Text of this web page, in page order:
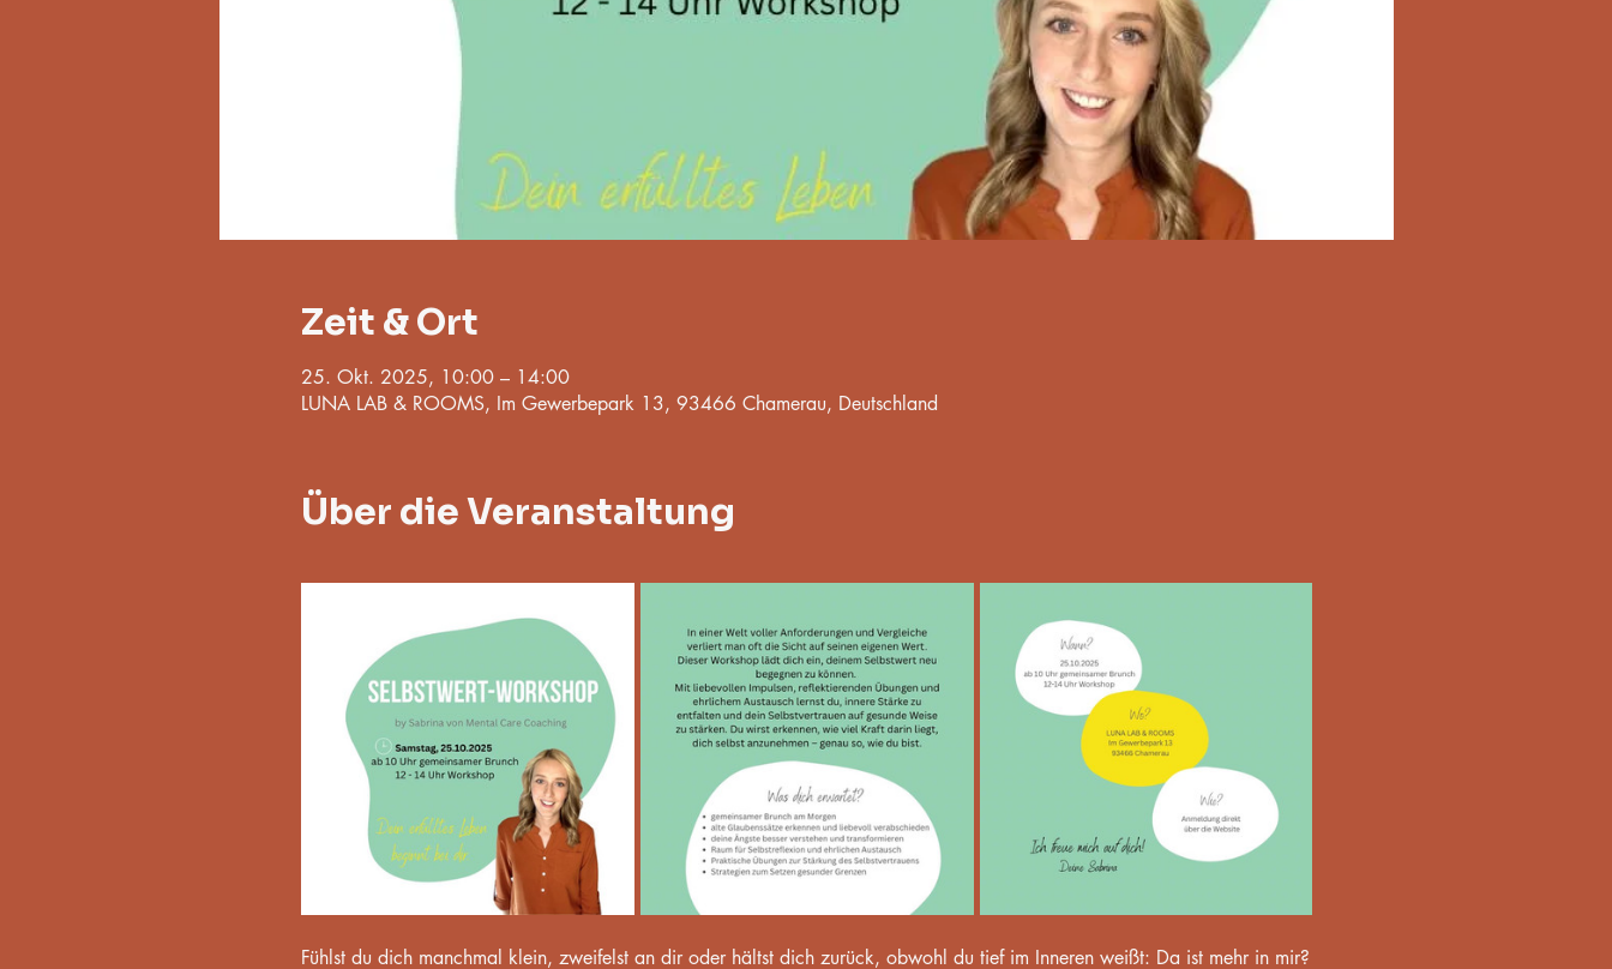
Zeit & Ort
25. Okt. 2025, 10:00 – 14:00
LUNA LAB & ROOMS, Im Gewerbepark 13, 93466 Chamerau, Deutschland
Über die Veranstaltung
Fühlst du dich manchmal klein, zweifelst an dir oder hältst dich zurück, obwohl du tief im Inneren weißt: Da ist mehr in mir?